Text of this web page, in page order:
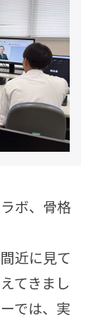
ボ、骨格
近に見て
てきまし
では、実